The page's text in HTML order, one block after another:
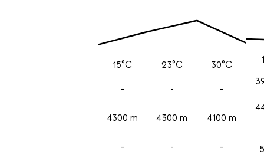
15°C
-
4300 m
-
23°C
-
4300 m
-
30°C
-
4100 m
-